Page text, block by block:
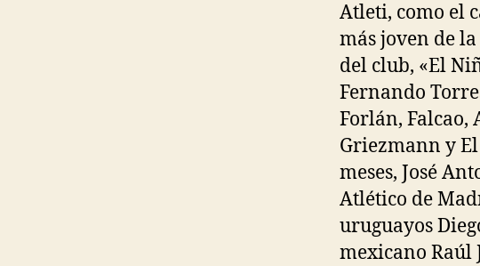
Atleti, como el
más joven de
del club, «El
Fernando
Forlán, Falcao,
Griezmann y El
meses, José
Atlético de
uruguayos
mexicano Raúl